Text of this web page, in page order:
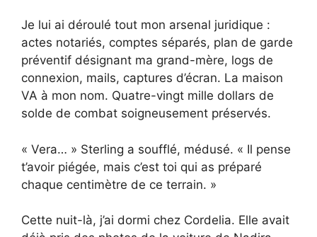
Je lui ai déroulé tout mon arsenal juridique :
actes notariés, comptes séparés, plan de garde
préventif désignant ma grand-mère, logs de
connexion, mails, captures d’écran. La maison
VA à mon nom. Quatre-vingt mille dollars de
solde de combat soigneusement préservés.
« Vera… » Sterling a soufflé, médusé. « Il pense
t’avoir piégée, mais c’est toi qui as préparé
chaque centimètre de ce terrain. »
Cette nuit-là, j’ai dormi chez Cordelia. Elle avait